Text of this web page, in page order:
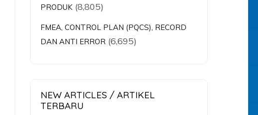
PRODUK (8,805)
FMEA, CONTROL PLAN (PQCS), RECORD
DAN ANTI ERROR (6,695)
NEW ARTICLES / ARTIKEL
TERBARU